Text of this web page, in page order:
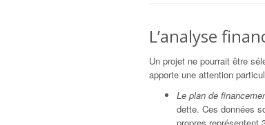
L’analyse
Un projet ne pourrait être
apporte une attention
Le plan de
dette. Ces données